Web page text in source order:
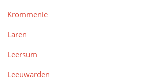
Krommenie
Laren
Leersum
Leeuwarden